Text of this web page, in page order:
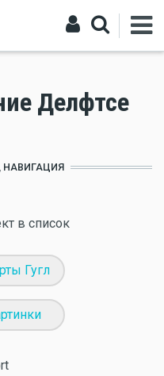
Делфтсе
НАВИГАЦИЯ
в список
Гугл